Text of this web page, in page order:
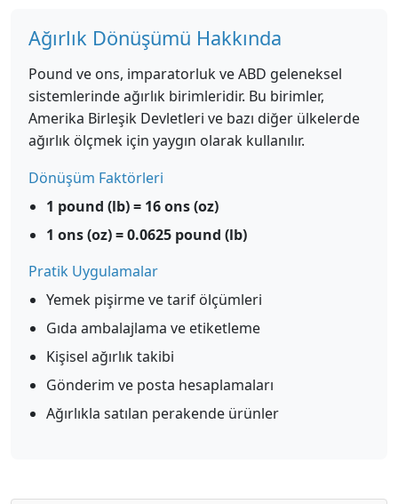
Ağırlık Dönüşümü Hakkında
Pound ve ons, imparatorluk ve ABD geleneksel
sistemlerinde ağırlık birimleridir. Bu birimler,
Amerika Birleşik Devletleri ve bazı diğer ülkelerde
ağırlık ölçmek için yaygın olarak kullanılır.
Dönüşüm Faktörleri
1 pound (lb) = 16 ons (oz)
1 ons (oz) = 0.0625 pound (lb)
Pratik Uygulamalar
Yemek pişirme ve tarif ölçümleri
Gıda ambalajlama ve etiketleme
Kişisel ağırlık takibi
Gönderim ve posta hesaplamaları
Ağırlıkla satılan perakende ürünler